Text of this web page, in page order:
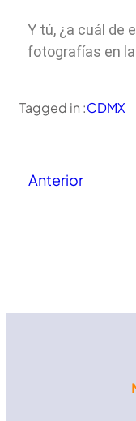
Y tú, ¿a cuál de
fotografías en la
Tagged in :CDMX
Anterior